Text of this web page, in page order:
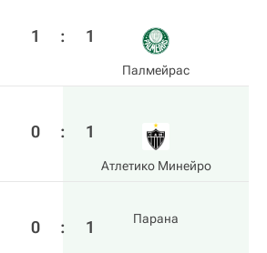
1 : 1
Палмейрас
0 : 1
Атлетико Минейро
0 : 1 Парана